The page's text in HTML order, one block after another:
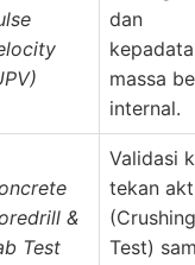
dan
massa
internal.
&
Test
Validasi
tekan
(Crushing
Test)